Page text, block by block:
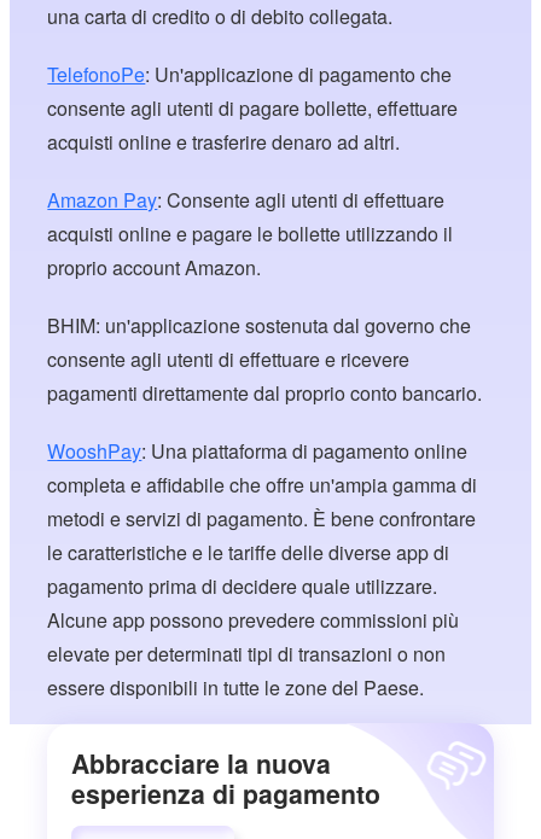
una carta di credito o di debito collegata.
TelefonoPe: Un'applicazione di pagamento che
consente agli utenti di pagare bollette, effettuare
acquisti online e trasferire denaro ad altri.
Amazon Pay: Consente agli utenti di effettuare
acquisti online e pagare le bollette utilizzando il
proprio account Amazon.
BHIM: un'applicazione sostenuta dal governo che
consente agli utenti di effettuare e ricevere
pagamenti direttamente dal proprio conto bancario.
WooshPay: Una piattaforma di pagamento online
completa e affidabile che offre un'ampia gamma di
metodi e servizi di pagamento. È bene confrontare
le caratteristiche e le tariffe delle diverse app di
pagamento prima di decidere quale utilizzare.
Alcune app possono prevedere commissioni più
elevate per determinati tipi di transazioni o non
essere disponibili in tutte le zone del Paese.
Abbracciare la nuova
esperienza di pagamento